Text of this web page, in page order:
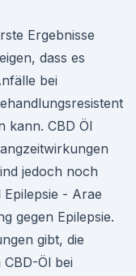
Ergebnisse
dass es
bei
kann. CBD Öl
jedoch noch
- Arae
gegen Epilepsie.
gibt, die
Öl bei